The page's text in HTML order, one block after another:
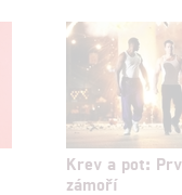
Krev a pot:
zámoří